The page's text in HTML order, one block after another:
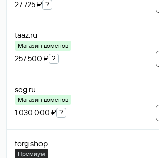
27 725 ₽ ?
taaz.ru
Магазин доменов
257 500 ₽ ?
scg.ru
Магазин доменов
1 030 000 ₽ ?
torg.shop
Премиум